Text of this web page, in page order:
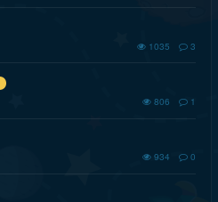
1035 3
806 1
934 0